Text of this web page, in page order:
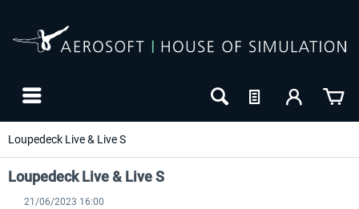
Loupedeck Live & Live S
Loupedeck Live & Live S
21/06/2023 16:00